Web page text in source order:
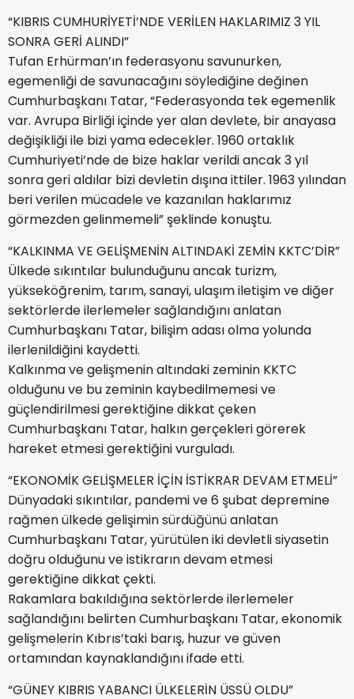
“KIBRIS CUMHURİYETİ’NDE VERİLEN HAKLARIMIZ 3 YIL
SONRA GERİ ALINDI”
Tufan Erhürman’ın federasyonu savunurken,
egemenliği de savunacağını söylediğine değinen
Cumhurbaşkanı Tatar, “Federasyonda tek egemenlik
var. Avrupa Birliği içinde yer alan devlete, bir anayasa
değişikliği ile bizi yama edecekler. 1960 ortaklık
Cumhuriyeti’nde de bize haklar verildi ancak 3 yıl
sonra geri aldılar bizi devletin dışına ittiler. 1963 yılından
beri verilen mücadele ve kazanılan haklarımız
görmezden gelinmemeli” şeklinde konuştu.
“KALKINMA VE GELİŞMENİN ALTINDAKİ ZEMİN KKTC’DİR”
Ülkede sıkıntılar bulunduğunu ancak turizm,
yükseköğrenim, tarım, sanayi, ulaşım iletişim ve diğer
sektörlerde ilerlemeler sağlandığını anlatan
Cumhurbaşkanı Tatar, bilişim adası olma yolunda
ilerlenildiğini kaydetti.
Kalkınma ve gelişmenin altındaki zeminin KKTC
olduğunu ve bu zeminin kaybedilmemesi ve
güçlendirilmesi gerektiğine dikkat çeken
Cumhurbaşkanı Tatar, halkın gerçekleri görerek
hareket etmesi gerektiğini vurguladı.
“EKONOMİK GELİŞMELER İÇİN İSTİKRAR DEVAM ETMELİ”
Dünyadaki sıkıntılar, pandemi ve 6 şubat depremine
rağmen ülkede gelişimin sürdüğünü anlatan
Cumhurbaşkanı Tatar, yürütülen iki devletli siyasetin
doğru olduğunu ve istikrarın devam etmesi
gerektiğine dikkat çekti.
Rakamlara bakıldığına sektörlerde ilerlemeler
sağlandığını belirten Cumhurbaşkanı Tatar, ekonomik
gelişmelerin Kıbrıs’taki barış, huzur ve güven
ortamından kaynaklandığını ifade etti.
“GÜNEY KIBRIS YABANCI ÜLKELERİN ÜSSÜ OLDU”